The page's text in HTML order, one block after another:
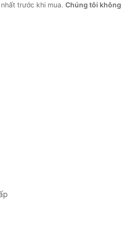
trước khi mua. Chúng tôi không